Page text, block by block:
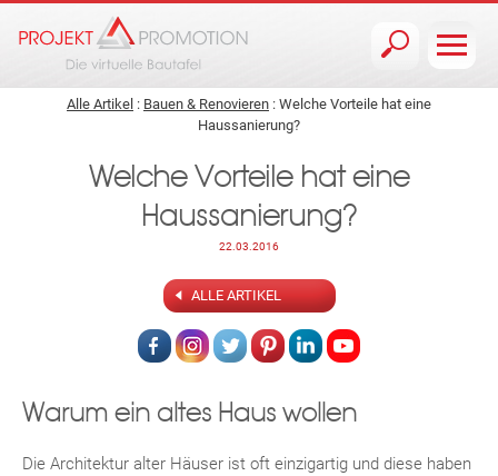
Alle Artikel : Bauen & Renovieren : Welche Vorteile hat eine
Haussanierung?
Welche Vorteile hat eine
Haussanierung?
22.03.2016
ALLE ARTIKEL
Warum ein altes Haus wollen
Die Architektur alter Häuser ist oft einzigartig und diese haben